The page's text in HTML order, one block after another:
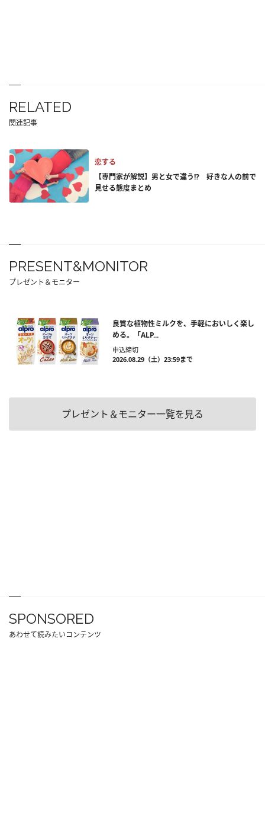
RELATED
関連記事
恋する
【専門家が解説】男と女で違う!? 好きな人の前で
見せる態度まとめ
PRESENT&MONITOR
プレゼント＆モニター
良質な植物性ミルクを、手軽においしく楽し
める。「ALP...
申込締切
2026.08.29（土）23:59まで
プレゼント＆モニター一覧を見る
SPONSORED
あわせて読みたいコンテンツ